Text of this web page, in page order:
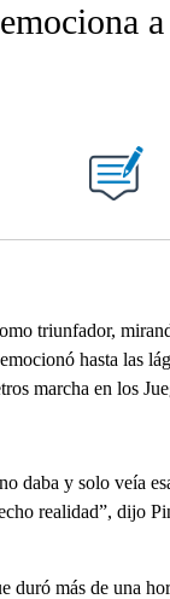
ABOUT NEW PAGES ON
triunfador,
hasta las
marcha en los
daba y solo veía
realidad”, dijo
duró más de una